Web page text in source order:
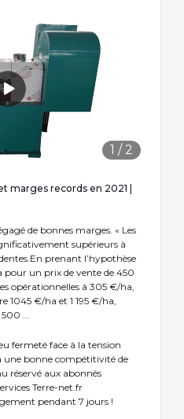
1 / 2
marges records en 2021 |
de bonnes marges. « Les
supérieurs à
prenant l’hypothèse
pour un prix de vente de 450
opérationnelles à 305 €/ha,
1045 €/ha et 1 195 €/ha,
...
fermeté face à la tension
une bonne compétitivité de
réservé aux abonnés
Terre-net.fr
pendant 7 jours !